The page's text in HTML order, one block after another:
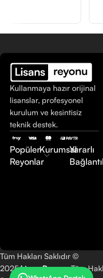
Kullanmaya hazır orijinal
lisanslar, profesyonel
kurulum ve kesintisiz
teknik destek.
Popüler
Reyonlar
KurumsalYararlı
Tüm Hakları Saklıdır ©
2025LisansReyonuTüm